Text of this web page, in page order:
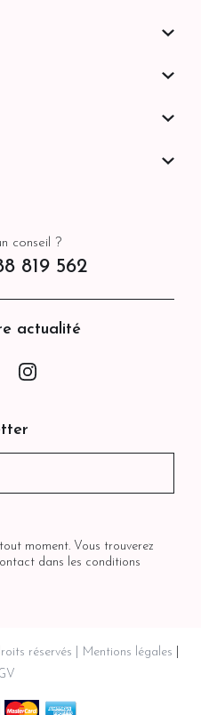
conseil ?
819 562
actualité
moment. Vous trouverez
dans les conditions
réservés
Mentions légales